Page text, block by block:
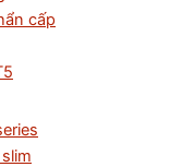
cấp